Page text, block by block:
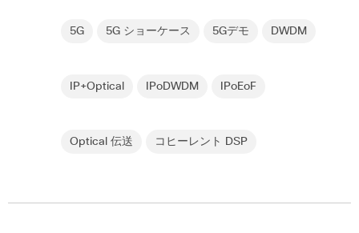
5G 5G ショーケース 5Gデモ DWDM
IP+Optical IPoDWDM IPoEoF
Optical 伝送 コヒーレント DSP